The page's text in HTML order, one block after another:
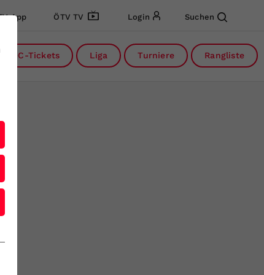
App ÖTV TV Login Suchen
DC-Tickets Liga Turniere Rangliste